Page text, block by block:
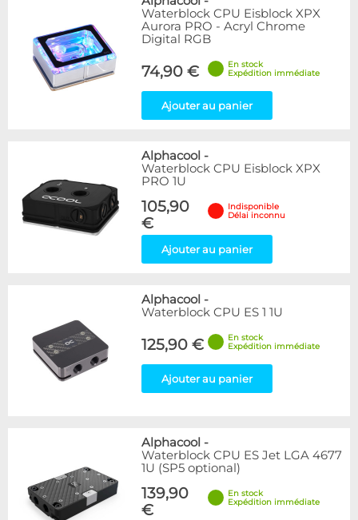
Waterblock CPU Eisblock XPX
Aurora PRO - Acryl Chrome
Digital RGB
74,90 €
En stock
Expédition immédiate
Ajouter au panier
Alphacool -
Waterblock CPU Eisblock XPX
PRO 1U
105,90
€
Indisponible
Délai inconnu
Ajouter au panier
Alphacool -
Waterblock CPU ES 1 1U
125,90 €
En stock
Expédition immédiate
Ajouter au panier
Alphacool -
Waterblock CPU ES Jet LGA 4677
1U (SP5 optional)
139,90
€
En stock
Expédition immédiate